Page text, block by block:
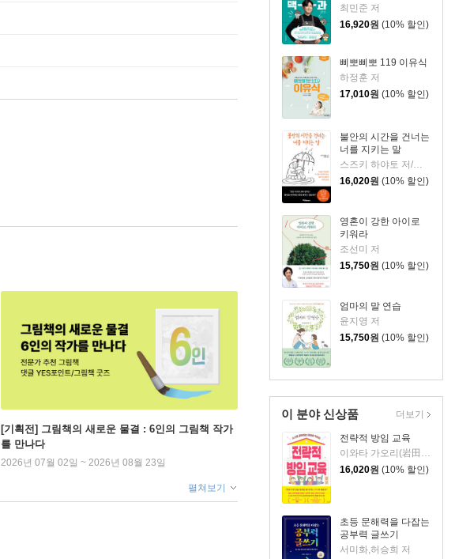
최민준 저
16,920원 (10% 할인)
삐뽀삐뽀 119 이유식
하정훈 저
17,010원 (10% 할인)
불안의 시간을 건너는
너를 지키는 말
스즈키 하야토 저/이선주 역
16,020원 (10% 할인)
영혼이 강한 아이로
키워라
조선미 저
15,750원 (10% 할인)
엄마의 말 연습
윤지영 저
15,750원 (10% 할인)
이 분야 신상품
전략적 방임 교육
이와타 가오리(岩田かおり) 저/이지현 역
16,020원 (10% 할인)
초등 문해력을 다잡는
공부력 글쓰기
서미화,허승희 저
더보기
[기획전] 그림책의 새로운 물결 : 6인의 그림책 작가
를 만나다
2026년 07월 02일 ~ 2026년 08월 23일
펼쳐보기